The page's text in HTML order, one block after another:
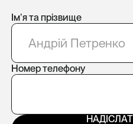
Імʼя та прізвище
Номер телефону